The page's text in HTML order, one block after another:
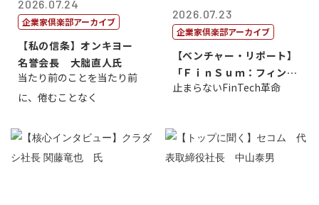
2026.07.24
企業家倶楽部アーカイブ
【私の信条】オンキヨー
名誉会長 大朏直人氏
当たり前のことを当たり前
に、倦むことなく
2026.07.23
企業家倶楽部アーカイブ
【ベンチャー・リポート】
「ＦｉｎＳｕｍ：フィンテ
ック・サミッ...
止まらないFinTech革命